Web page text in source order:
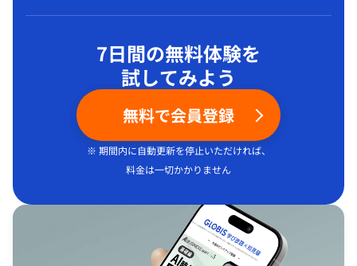
7日間の無料体験を
試してみよう
無料で会員登録
※ 期間内に自動更新を停止いただければ、
料金は一切かかりません